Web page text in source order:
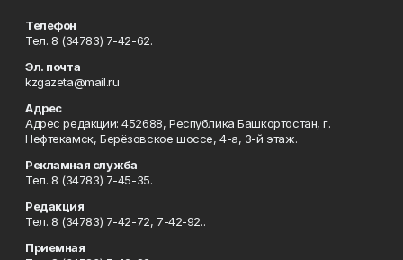
Телефон
Тел. 8 (34783) 7-42-62.
Эл. почта
kzgazeta@mail.ru
Адрес
Адрес редакции: 452688, Республика Башкортостан, г.
Нефтекамск, Берёзовское шоссе, 4-а, 3-й этаж.
Рекламная служба
Тел. 8 (34783) 7-45-35.
Редакция
Тел. 8 (34783) 7-42-72, 7-42-92..
Приемная